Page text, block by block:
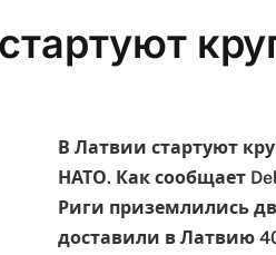
В Латвии стартуют
НАТО. Как сообщает
Риги приземлились
доставили в Латвию